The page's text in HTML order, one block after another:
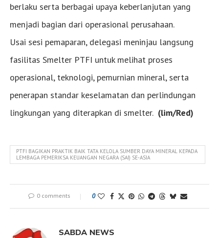
berlaku serta berbagai upaya keberlanjutan yang
menjadi bagian dari operasional perusahaan.
Usai sesi pemaparan, delegasi meninjau langsung
fasilitas Smelter PTFI untuk melihat proses
operasional, teknologi, pemurnian mineral, serta
penerapan standar keselamatan dan perlindungan
lingkungan yang diterapkan di smelter. (lim/Red)
PTFI BAGIKAN PRAKTIK BAIK TATA KELOLA SUMBER DAYA MINERAL KEPADA
LEMBAGA PEMERIKSA KEUANGAN NEGARA (SAI) SE‑ASIA
0 comments 0
SABDA NEWS